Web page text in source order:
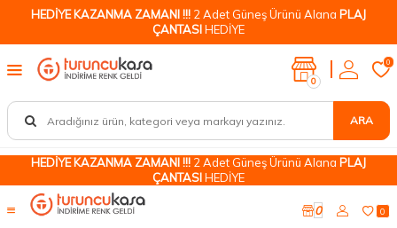
HEDİYE KAZANMA ZAMANI !!! 2 Adet Güneş Ürünü Alana PLAJ
ÇANTASIHEDİYE
ARA
0
0
HEDİYE KAZANMA ZAMANI !!! 2 Adet Güneş Ürünü Alana PLAJ
ÇANTASIHEDİYE
0 0